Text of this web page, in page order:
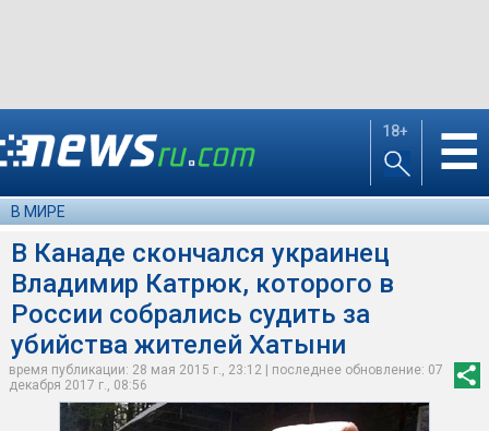
18+ ☰
В МИРЕ
В Канаде скончался украинец
Владимир Катрюк, которого в
России собрались судить за
убийства жителей Хатыни
время публикации: 28 мая 2015 г., 23:12 | последнее обновление: 07
декабря 2017 г., 08:56